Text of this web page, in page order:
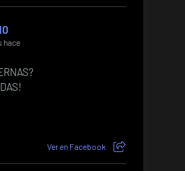
hace
Ver en Facebook